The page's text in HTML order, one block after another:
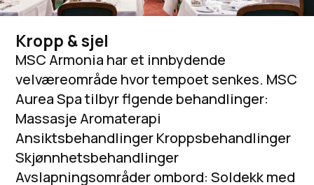
Kropp & sjel
MSC Armonia har et innbydende
velværeområde hvor tempoet senkes. MSC
Aurea Spa tilbyr flgende behandlinger:
Massasje Aromaterapi
Ansiktsbehandlinger Kroppsbehandlinger
Skjønnhetsbehandlinger
Avslapningsområder ombord: Soldekk med